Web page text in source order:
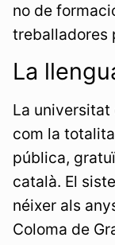
no de
treballadores
La
La universitat
com la
pública,
català. El
néixer als
Coloma de